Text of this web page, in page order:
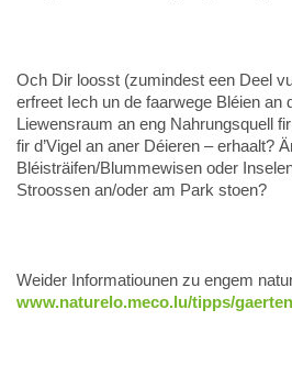
Och Dir loosst (zumindest een Deel
erfreet Iech un de faarwege Bléien an
Liewensraum an eng Nahrungsquell
fir d’Vigel an aner Déieren – erhaalt?
Bléisträifen/Blummewisen oder
Stroossen an/oder am Park stoen?
Weider Informatiounen zu engem
www.naturelo.meco.lu/tipps/